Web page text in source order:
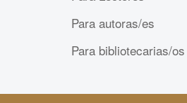
Para autoras/es
Para bibliotecarias/os